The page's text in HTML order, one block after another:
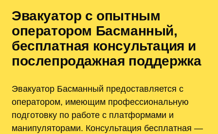
Эвакуатор с опытным
оператором Басманный,
бесплатная консультация и
послепродажная поддержка
Эвакуатор Басманный предоставляется с
оператором, имеющим профессиональную
подготовку по работе с платформами и
манипуляторами. Консультация бесплатная —